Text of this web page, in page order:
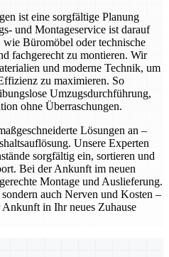
ist eine sorgfältige Planung
und Montageservice ist darauf
Büromöbel oder technische
fachgerecht zu montieren. Wir
und moderne Technik, um
zu maximieren. So
Umzugsdurchführung,
ohne Überraschungen.
Lösungen an –
Unsere Experten
sorgfältig ein, sortieren und
Bei der Ankunft im neuen
Montage und Auslieferung.
auch Nerven und Kosten –
in Ihr neues Zuhause